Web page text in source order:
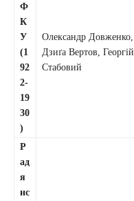
Ф
К
У
(1
92
2-
19
30
)
Олександр Довженко,
Дзиґа Вертов, Георгій
Стабовий
Р
ад
я
нс